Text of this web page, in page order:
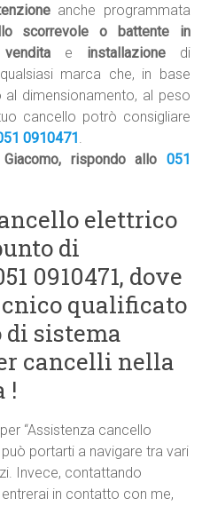
anche programmata
scorrevole o battente in
venditae installazionedi
marca che, in base
al dimensionamento, al peso
cancello potrò consigliare
0910471 .
rispondo allo 051
elettrico
di
0910471, dove
qualificato
di sistema
cancelli nella
!
per “Assistenza cancello
portarti a navigare tra vari
Invece, contattando
entrerai in contatto con me,